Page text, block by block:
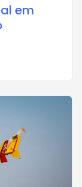
em